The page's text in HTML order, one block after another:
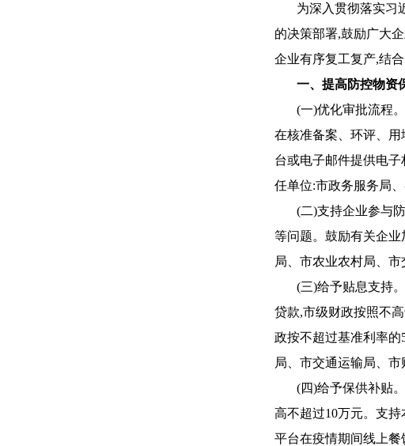
为深入贯彻落实习
的决策部署,鼓励广大
企业有序复工复产,结
一、提高防控物资
(一)优化审批流程
在核准备案、环评、
台或电子邮件提供电
任单位:市政务服务局
(二)支持企业参与
等问题。鼓励有关企
局、市农业农村局、
(三)给予贴息支持
贷款,市级财政按照不
政按不超过基准利率
局、市交通运输局、市
(四)给予保供补贴
高不超过10万元。支
平台在疫情期间线上